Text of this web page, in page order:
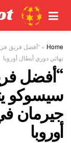
Home
» “أفضل فريق
نهائي دوري أبطال أوروبا
“أفضل
سيسوكو
جيرمان
أوروبا